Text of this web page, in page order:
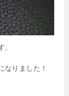
なりました！